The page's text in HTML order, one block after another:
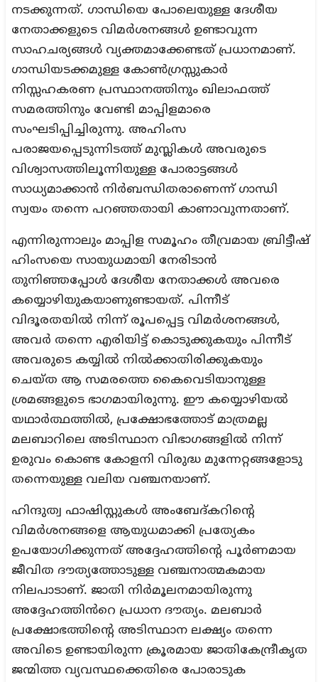
നടക്കുന്നത്. ഗാന്ധിയെ പോലെയുള്ള ദേശീയ
നേതാക്കളുടെ വിമർശനങ്ങൾ ഉണ്ടാവുന്ന
സാഹചര്യങ്ങൾ വ്യക്തമാക്കേണ്ടത് പ്രധാനമാണ്.
ഗാന്ധിയടക്കമുള്ള കോൺഗ്രസ്സുകാർ
നിസ്സഹകരണ പ്രസ്ഥാനത്തിനും ഖിലാഫത്ത്
സമരത്തിനും വേണ്ടി മാപ്പിളമാരെ
സംഘടിപ്പിച്ചിരുന്നു. അഹിംസ
പരാജയപ്പെടുന്നിടത്ത് മുസ്ലികൾ അവരുടെ
വിശ്വാസത്തിലൂന്നിയുള്ള പോരാട്ടങ്ങൾ
സാധ്യമാക്കാൻ നിർബന്ധിതരാണെന്ന് ഗാന്ധി
സ്വയം തന്നെ പറഞ്ഞതായി കാണാവുന്നതാണ്.
എന്നിരുന്നാലും മാപ്പിള സമൂഹം തീവ്രമായ ബ്രിട്ടീഷ്
ഹിംസയെ സായുധമായി നേരിടാൻ
തുനിഞ്ഞപ്പോൾ ദേശീയ നേതാക്കൾ അവരെ
കയ്യൊഴിയുകയാണുണ്ടായത്. പിന്നീട്
വിദൂരതയിൽ നിന്ന് രൂപപ്പെട്ട വിമർശനങ്ങൾ,
അവർ തന്നെ എരിയിട്ട് കൊടുക്കുകയും പിന്നീട്
അവരുടെ കയ്യിൽ നിൽക്കാതിരിക്കുകയും
ചെയ്ത ആ സമരത്തെ കൈവെടിയാനുള്ള
ശ്രമങ്ങളുടെ ഭാഗമായിരുന്നു. ഈ കയ്യൊഴിയൽ
യഥാർത്ഥത്തിൽ, പ്രക്ഷോഭത്തോട് മാത്രമല്ല
മലബാറിലെ അടിസ്ഥാന വിഭാഗങ്ങളിൽ നിന്ന്
ഉരുവം കൊണ്ട കോളനി വിരുദ്ധ മുന്നേറ്റങ്ങളോടു
തന്നെയുള്ള വലിയ വഞ്ചനയാണ്.
ഹിന്ദുത്വ ഫാഷിസ്റ്റുകൾ അംബേദ്‌കറിന്റെ
വിമർശനങ്ങളെ ആയുധമാക്കി പ്രത്യേകം
ഉപയോഗിക്കുന്നത് അദ്ദേഹത്തിന്റെ പൂർണമായ
ജീവിത ദൗത്യത്തോടുള്ള വഞ്ചനാത്മകമായ
നിലപാടാണ്. ജാതി നിർമൂലനമായിരുന്നു
അദ്ദേഹത്തിൻറെ പ്രധാന ദൗത്യം. മലബാർ
പ്രക്ഷോഭത്തിന്റെ അടിസ്ഥാന ലക്ഷ്യം തന്നെ
അവിടെ ഉണ്ടായിരുന്ന ക്രൂരമായ ജാതികേന്ദ്രീകൃത
ജന്മിത്ത വ്യവസ്ഥക്കെതിരെ പോരാടുക